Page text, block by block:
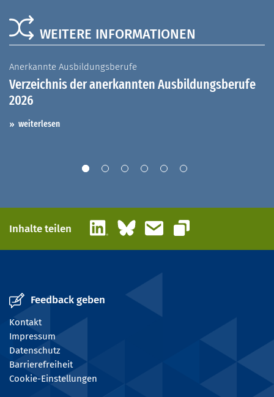
WEITERE INFORMATIONEN
Anerkannte Ausbildungsberufe
Verzeichnis der anerkannten Ausbildungsberufe
2026
weiterlesen
Inhalte teilen LinkedInBlueskyE-Mail
Link kopieren
Feedback geben
Kontakt
Impressum
Datenschutz
Barrierefreiheit
Cookie-Einstellungen